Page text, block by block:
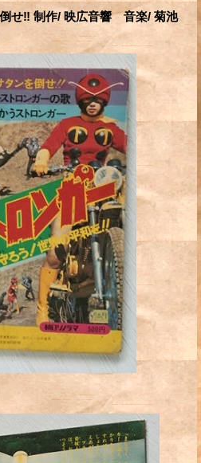
せ‼ 制作/ 映広音響 音楽/ 菊池